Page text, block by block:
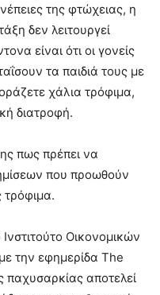
της φτώχειας, η
δεν λειτουργεί
είναι ότι οι γονείς
τα παιδιά τους με
χάλια τρόφιμα,
διατροφή.
πως πρέπει να
που προωθούν
τρόφιμα.
Οικονομικών
την εφημερίδα The
αποτελεί